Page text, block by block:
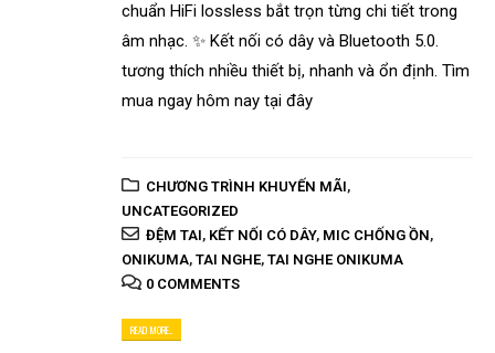
chuẩn HiFi lossless bắt trọn từng chi tiết trong
âm nhạc. ✨ Kết nối có dây và Bluetooth 5.0.
tương thích nhiều thiết bị, nhanh và ổn định. Tìm
mua ngay hôm nay tại đây
CHƯƠNG TRÌNH KHUYẾN MÃI,
UNCATEGORIZED
ĐỆM TAI, KẾT NỐI CÓ DÂY, MIC CHỐNG ỒN,
ONIKUMA, TAI NGHE, TAI NGHE ONIKUMA
0 COMMENTS
READ MORE...